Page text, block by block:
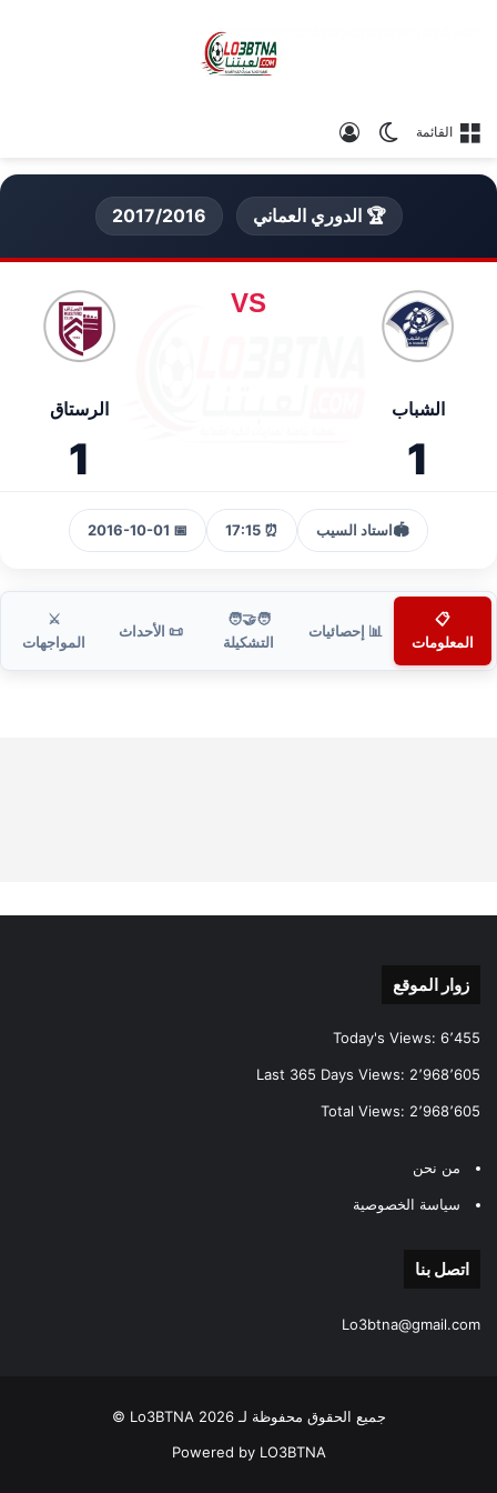
القائمة الوضع المظلم
🏆 الدوري العماني 2017/2016
الشباب
1
VS
الرستاق
1
🏟️استاد السيب ⏰ 17:15
📅 2016-10-01
📋
المعلومات
📊 إحصائيات
🧑‍🤝‍🧑
التشكيلة
📜 الأحداث
⚔️
المواجهات
زوار الموقع
Today's Views: 6٬455
Last 365 Days Views: 2٬968٬605
Total Views: 2٬968٬605
من نحن
سياسة الخصوصية
اتصل بنا
Lo3btna@gmail.com
جميع الحقوق محفوظة لـ Lo3BTNA 2026 ©
Powered by LO3BTNA